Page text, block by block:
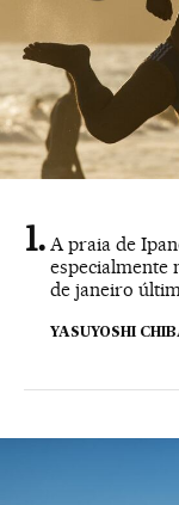
A praia de
especialmente
de janeiro
YASUYOSHI